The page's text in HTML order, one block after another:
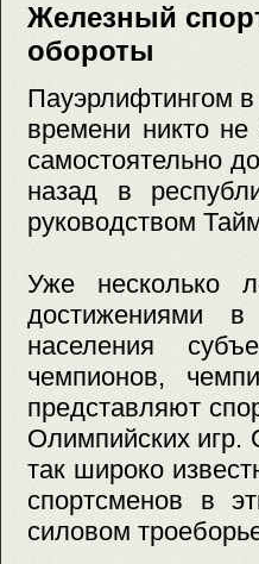
Железный
обороты
Пауэрлифтингом
времени никто не
самостоятельно
назад в
руководством
Уже несколько
достижениями
населения
чемпионов,
представляют
Олимпийских игр.
так широко
спортсменов в
силовом